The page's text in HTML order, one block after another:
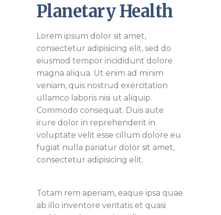
Planetary Health
Lorem ipsum dolor sit amet,
consectetur adipisicing elit, sed do
eiusmod tempor incididunt dolore
magna aliqua. Ut enim ad minim
veniam, quis nostrud exercitation
ullamco laboris nisi ut aliquip.
Commodo consequat. Duis aute
irure dolor in reprehenderit in
voluptate velit esse cillum dolore eu
fugiat nulla pariatur dolor sit amet,
consectetur adipisicing elit.
Totam rem aperiam, eaque ipsa quae
ab illo inventore veritatis et quasi